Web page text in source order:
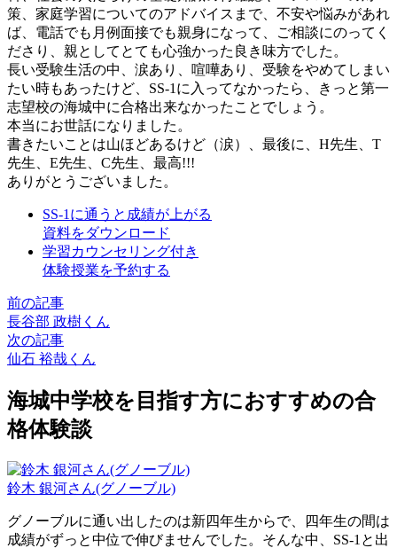
策、家庭学習についてのアドバイスまで、不安や悩みがあれ
ば、電話でも月例面接でも親身になって、ご相談にのってく
ださり、親としてとても心強かった良き味方でした。
長い受験生活の中、涙あり、喧嘩あり、受験をやめてしまい
たい時もあったけど、SS-1に入ってなかったら、きっと第一
志望校の海城中に合格出来なかったことでしょう。
本当にお世話になりました。
書きたいことは山ほどあるけど（涙）、最後に、H先生、T
先生、E先生、C先生、最高!!!
ありがとうございました。
SS-1に通うと成績が上がる
資料をダウンロード
学習カウンセリング付き
体験授業を予約する
前の記事
長谷部 政樹くん
次の記事
仙石 裕哉くん
海城中学校を目指す方におすすめの合
格体験談
鈴木 銀河さん(グノーブル)
グノーブルに通い出したのは新四年生からで、四年生の間は
成績がずっと中位で伸びませんでした。そんな中、SS-1と出